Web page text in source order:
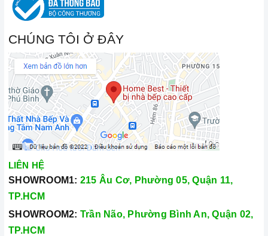
CHÚNG TÔI Ở ĐÂY
LIÊN HỆ
SHOWROOM1: 215 Âu Cơ, Phường 05, Quận 11,
TP.HCM
SHOWROOM2: Trần Não, Phường Bình An, Quận 02,
TP.HCM